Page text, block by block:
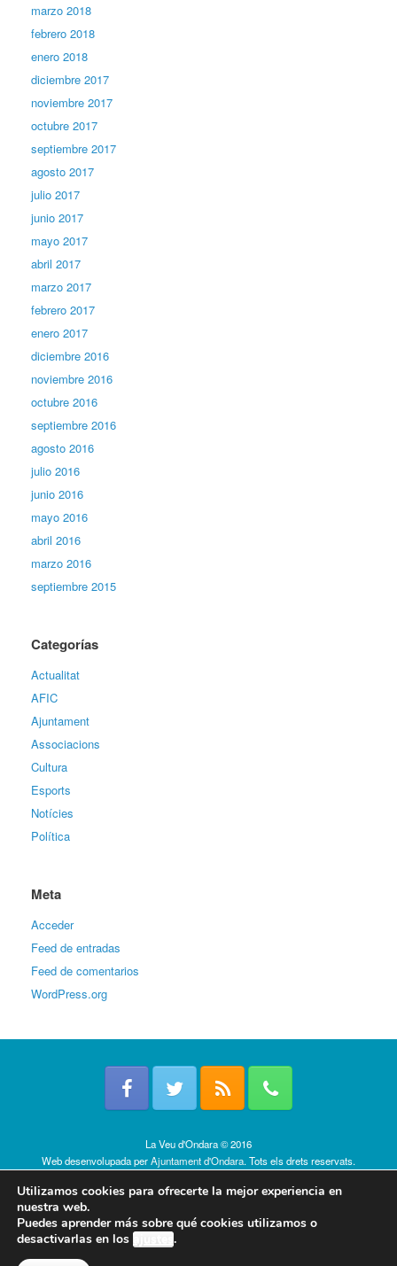
marzo 2018
febrero 2018
enero 2018
diciembre 2017
noviembre 2017
octubre 2017
septiembre 2017
agosto 2017
julio 2017
junio 2017
mayo 2017
abril 2017
marzo 2017
febrero 2017
enero 2017
diciembre 2016
noviembre 2016
octubre 2016
septiembre 2016
agosto 2016
julio 2016
junio 2016
mayo 2016
abril 2016
marzo 2016
septiembre 2015
Categorías
Actualitat
AFIC
Ajuntament
Associacions
Cultura
Esports
Notícies
Política
Meta
Acceder
Feed de entradas
Feed de comentarios
WordPress.org
La Veu d'Ondara © 2016
Web desenvolupada perAjuntament d'Ondara. Tots els drets reservats.
Utilizamos cookies para ofrecerte la mejor experiencia en
nuestra web.
Puedes aprender más sobre qué cookies utilizamos o
desactivarlas en los ajustes.